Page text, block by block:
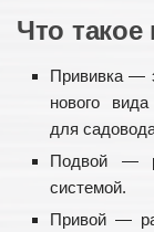
Дачный дом
Забор и ворота
Что
Прививка —
нового
для
Подвой —
системой.
Привой —